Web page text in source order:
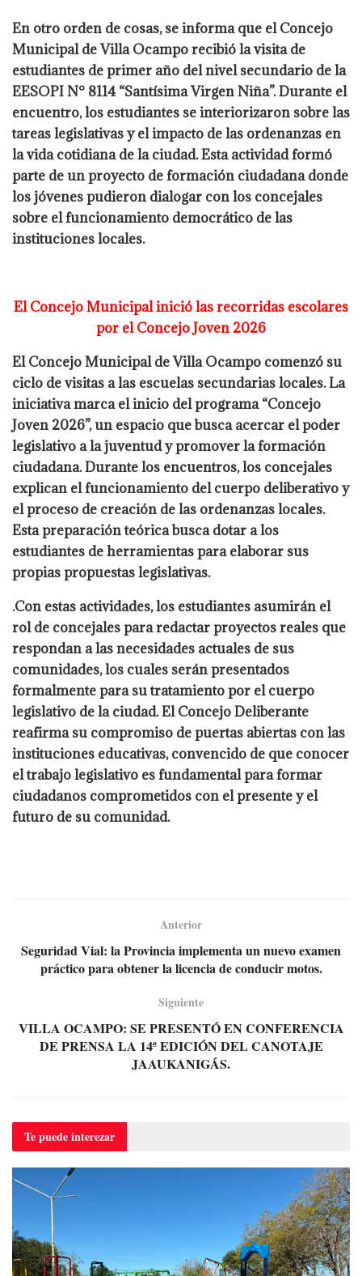
En otro orden de cosas, se informa que el Concejo
Municipal de Villa Ocampo recibió la visita de
estudiantes de primer año del nivel secundario de la
EESOPI N° 8114 “Santísima Virgen Niña”. Durante el
encuentro, los estudiantes se interiorizaron sobre las
tareas legislativas y el impacto de las ordenanzas en
la vida cotidiana de la ciudad. Esta actividad formó
parte de un proyecto de formación ciudadana donde
los jóvenes pudieron dialogar con los concejales
sobre el funcionamiento democrático de las
instituciones locales.
El Concejo Municipal inició las recorridas escolares
por el Concejo Joven 2026
El Concejo Municipal de Villa Ocampo comenzó su
ciclo de visitas a las escuelas secundarias locales. La
iniciativa marca el inicio del programa “Concejo
Joven 2026”, un espacio que busca acercar el poder
legislativo a la juventud y promover la formación
ciudadana. Durante los encuentros, los concejales
explican el funcionamiento del cuerpo deliberativo y
el proceso de creación de las ordenanzas locales.
Esta preparación teórica busca dotar a los
estudiantes de herramientas para elaborar sus
propias propuestas legislativas.
.Con estas actividades, los estudiantes asumirán el
rol de concejales para redactar proyectos reales que
respondan a las necesidades actuales de sus
comunidades, los cuales serán presentados
formalmente para su tratamiento por el cuerpo
legislativo de la ciudad. El Concejo Deliberante
reafirma su compromiso de puertas abiertas con las
instituciones educativas, convencido de que conocer
el trabajo legislativo es fundamental para formar
ciudadanos comprometidos con el presente y el
futuro de su comunidad.
Anterior
Seguridad Vial: la Provincia implementa un nuevo examen
práctico para obtener la licencia de conducir motos.
Siguiente
VILLA OCAMPO: SE PRESENTÓ EN CONFERENCIA
DE PRENSA LA 14ª EDICIÓN DEL CANOTAJE
JAAUKANIGÁS.
Te puedeinterezar